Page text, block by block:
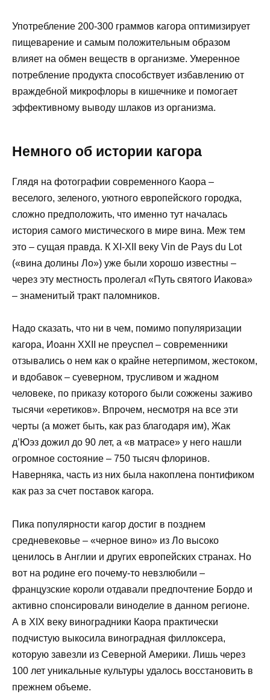
Употребление 200-300 граммов кагора оптимизирует
пищеварение и самым положительным образом
влияет на обмен веществ в организме. Умеренное
потребление продукта способствует избавлению от
враждебной микрофлоры в кишечнике и помогает
эффективному выводу шлаков из организма.
Немного об истории кагора
Глядя на фотографии современного Каора –
веселого, зеленого, уютного европейского городка,
сложно предположить, что именно тут началась
история самого мистического в мире вина. Меж тем
это – сущая правда. К XI-XII веку Vin de Pays du Lot
(«вина долины Ло») уже были хорошо известны –
через эту местность пролегал «Путь святого Иакова»
– знаменитый тракт паломников.
Надо сказать, что ни в чем, помимо популяризации
кагора, Иоанн XXII не преуспел – современники
отзывались о нем как о крайне нетерпимом, жестоком,
и вдобавок – суеверном, трусливом и жадном
человеке, по приказу которого были сожжены заживо
тысячи «еретиков». Впрочем, несмотря на все эти
черты (а может быть, как раз благодаря им), Жак
д’Юэз дожил до 90 лет, а «в матрасе» у него нашли
огромное состояние – 750 тысяч флоринов.
Наверняка, часть из них была накоплена понтификом
как раз за счет поставок кагора.
Пика популярности кагор достиг в позднем
средневековье – «черное вино» из Ло высоко
ценилось в Англии и других европейских странах. Но
вот на родине его почему-то невзлюбили –
французские короли отдавали предпочтение Бордо и
активно спонсировали виноделие в данном регионе.
А в XIX веку виноградники Каора практически
подчистую выкосила виноградная филлоксера,
которую завезли из Северной Америки. Лишь через
100 лет уникальные культуры удалось восстановить в
прежнем объеме.